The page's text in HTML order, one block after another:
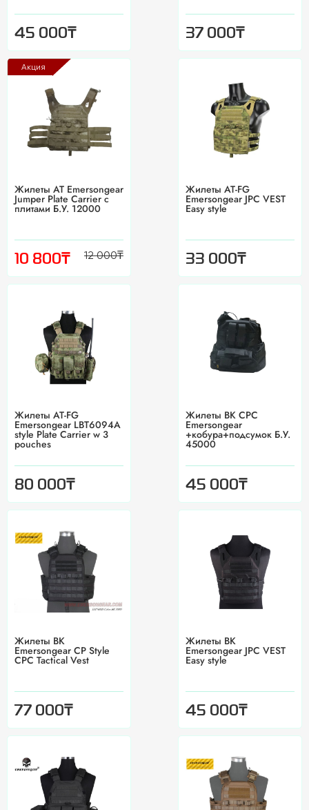
45 000₸ 37 000₸
Жилеты AT Emersongear
Jumper Plate Carrier с
плитами Б.У. 12000
10 800₸ 12 000₸
Акция
Жилеты AT-FG
Emersongear JPC VEST
Easy style
33 000₸
Жилеты AT-FG
Emersongear LBT6094A
style Plate Carrier w 3
pouches
80 000₸
Жилеты BK CPC
Emersongear
+кобура+подсумок Б.У.
45000
45 000₸
Жилеты BK
Emersongear CP Style
CPC Tactical Vest
77 000₸
Жилеты BK
Emersongear JPC VEST
Easy style
45 000₸